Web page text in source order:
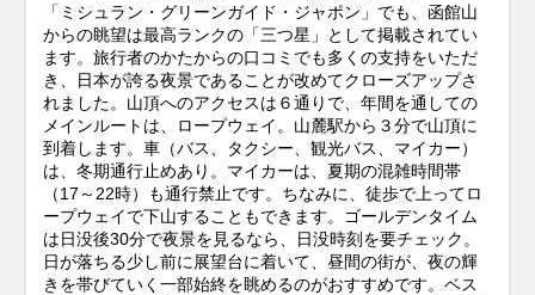
「ミシュラン・グリーンガイド・ジャポン」でも、函館山
からの眺望は最高ランクの「三つ星」として掲載されてい
ます。旅行者のかたからの口コミでも多くの支持をいただ
き、日本が誇る夜景であることが改めてクローズアップさ
れました。山頂へのアクセスは６通りで、年間を通しての
メインルートは、ロープウェイ。山麓駅から３分で山頂に
到着します。車（バス、タクシー、観光バス、マイカー）
は、冬期通行止めあり。マイカーは、夏期の混雑時間帯
（17～22時）も通行禁止です。ちなみに、徒歩で上ってロ
ープウェイで下山することもできます。ゴールデンタイム
は日没後30分で夜景を見るなら、日没時刻を要チェック。
日が落ちる少し前に展望台に着いて、昼間の街が、夜の輝
きを帯びていく一部始終を眺めるのがおすすめです。ベス